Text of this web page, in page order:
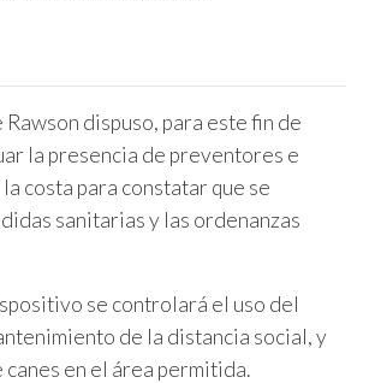
Rawson dispuso, para este fin de
la presencia de preventores e
costa para constatar que se
sanitarias y las ordenanzas
se controlará el uso del
de la distancia social, y
canes en el área permitida.